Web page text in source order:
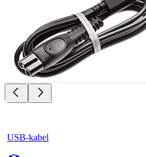
USB-kabel